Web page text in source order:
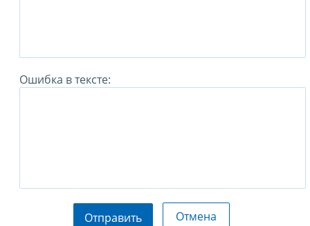
Ошибка в тексте:
Отправить Отмена